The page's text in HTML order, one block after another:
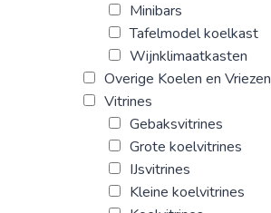
Minibars
Tafelmodel koelkast
Wijnklimaatkasten
Overige Koelen en Vriezen
Vitrines
Gebaksvitrines
Grote koelvitrines
IJsvitrines
Kleine koelvitrines